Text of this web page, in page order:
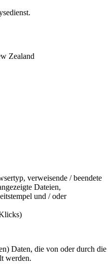
Zealand
verweisende / beendete
Dateien,
und / oder
Daten, die von oder durch die
werden.